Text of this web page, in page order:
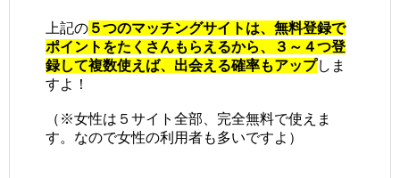
上記の ５つのマッチングサイトは、無料登録で
ポイントをたくさんもらえるから、３～４つ登
録して複数使えば、出会える確率もアップしま
すよ！
（※女性は５サイト全部、完全無料で使えま
す。なので女性の利用者も多いですよ）